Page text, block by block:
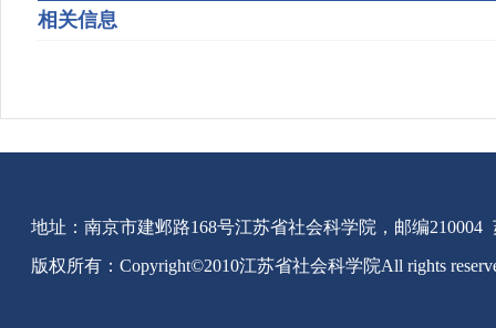
相关信息
地址：南京市建邺路168号江苏省社会科学院，邮编210004
版权所有：Copyright©2010江苏省社会科学院All rights